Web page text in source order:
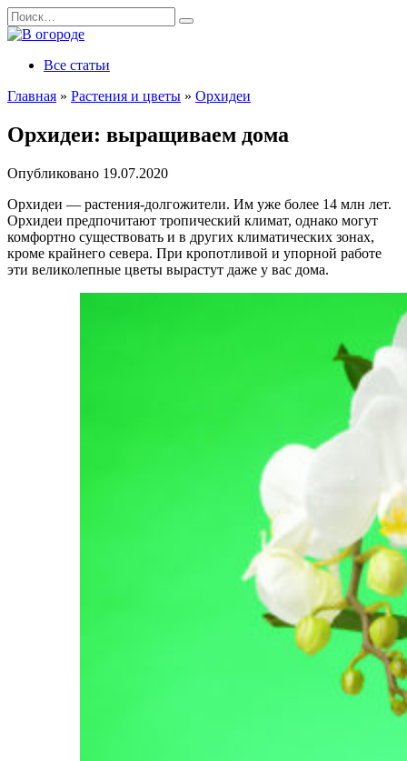
Перейти
к
содержанию
Search
for:
Все статьи
Главная » Растения и цветы » Орхидеи
Орхидеи: выращиваем дома
Опубликовано 19.07.2020
Орхидеи — растения-долгожители. Им уже более 14 млн лет.
Орхидеи предпочитают тропический климат, однако могут
комфортно существовать и в других климатических зонах,
кроме крайнего севера. При кропотливой и упорной работе
эти великолепные цветы вырастут даже у вас дома.